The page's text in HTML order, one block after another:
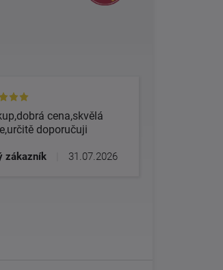
cena,skvělá
doporučuji
zákazník 31.07.2026